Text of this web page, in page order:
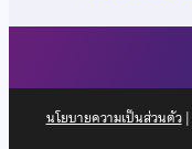
นโยบายความเป็นส่วนตัว|